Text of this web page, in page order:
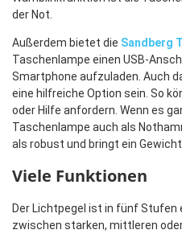
der Not.
Außerdem bietet die Sandberg
Taschenlampe einen USB-
Smartphone aufzuladen. Auch
eine hilfreiche Option sein. So
oder Hilfe anfordern. Wenn es
Taschenlampe auch als
als robust und bringt ein
Viele Funktionen
Der Lichtpegel ist in fünf Stufen
zwischen starken, mittleren